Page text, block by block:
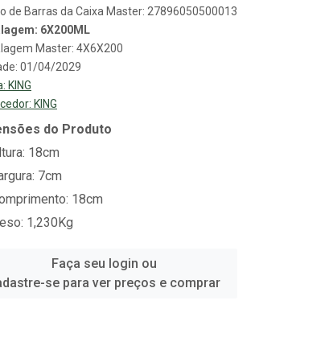
de Barras da Caixa Master: 27896050500013
6X200ML
Master: 4X6X200
01/04/2029
KING
KING
do Produto
18cm
7cm
18cm
1,230Kg
Faça seu login ou
se para ver preços e comprar